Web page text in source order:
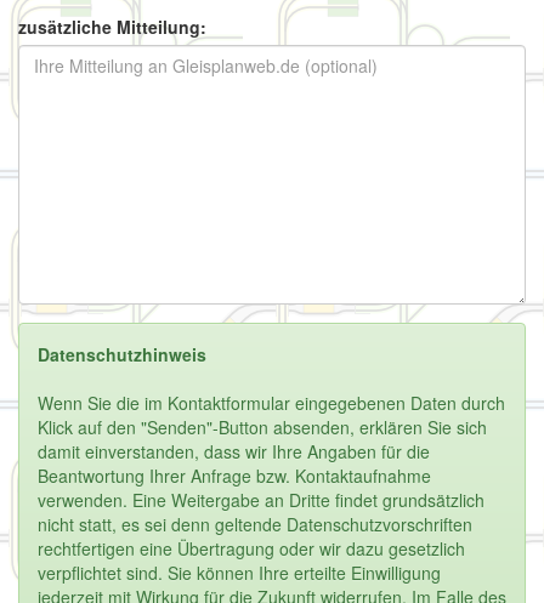
zusätzliche Mitteilung:
Datenschutzhinweis
Wenn Sie die im Kontaktformular eingegebenen Daten durch
Klick auf den "Senden"-Button absenden, erklären Sie sich
damit einverstanden, dass wir Ihre Angaben für die
Beantwortung Ihrer Anfrage bzw. Kontaktaufnahme
verwenden. Eine Weitergabe an Dritte findet grundsätzlich
nicht statt, es sei denn geltende Datenschutzvorschriften
rechtfertigen eine Übertragung oder wir dazu gesetzlich
verpflichtet sind. Sie können Ihre erteilte Einwilligung
jederzeit mit Wirkung für die Zukunft widerrufen. Im Falle des